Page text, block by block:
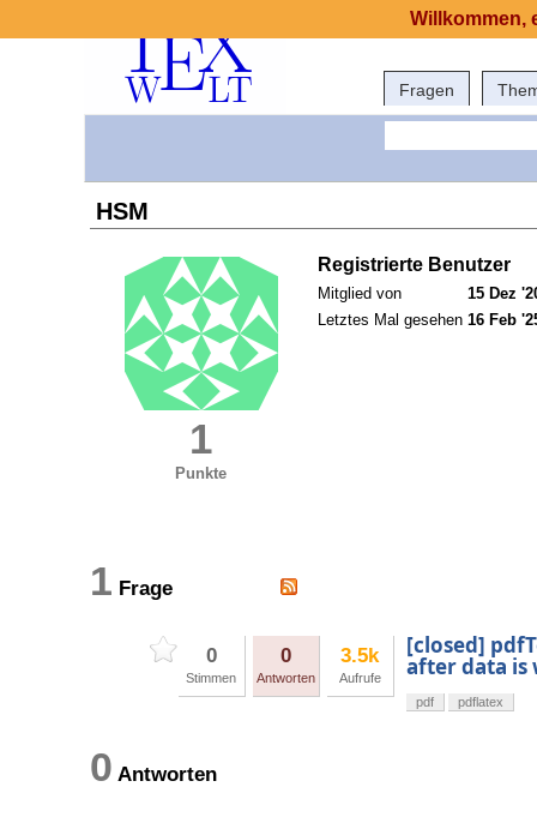
Fragen
HSM
1
Punkte
Registrierte Benutzer
Mitglied von
15 Dez
Letztes Mal gesehen 16 Feb
1 Frage
0
Stimmen
0
Antworten
3.5k
Aufrufe
[closed]
after data is
pdf pdflatex
0 Antworten
Willkommen,